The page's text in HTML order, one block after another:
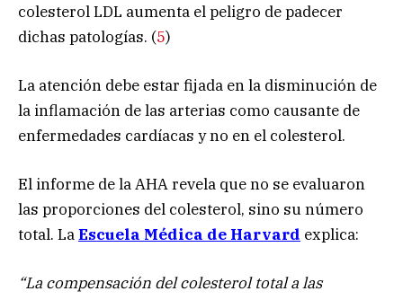
colesterol LDL aumenta el peligro de padecer
dichas patologías. (5)
La atención debe estar fijada en la disminución de
la inflamación de las arterias como causante de
enfermedades cardíacas y no en el colesterol.
El informe de la AHA revela que no se evaluaron
las proporciones del colesterol, sino su número
total. LaEscuela Médica de Harvard explica:
“La compensación del colesterol total a las